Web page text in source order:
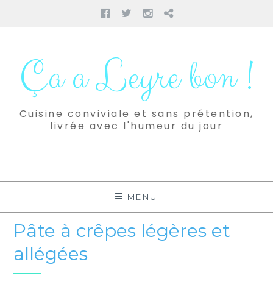
Facebook
TwitterInstagram
Pinterest
contenuÇa a Leyre bon !
Cuisine conviviale et sans prétention,
livrée avec l'humeur du jour
MENU
Pâte à crêpes légères et
allégées